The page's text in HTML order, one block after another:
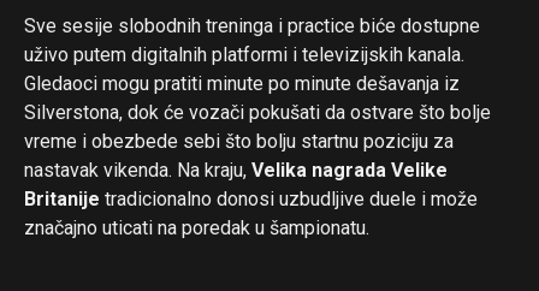
Sve sesije slobodnih treninga i practice biće dostupne
uživo putem digitalnih platformi i televizijskih kanala.
Gledaoci mogu pratiti minute po minute dešavanja iz
Silverstona, dok će vozači pokušati da ostvare što bolje
vreme i obezbede sebi što bolju startnu poziciju za
nastavak vikenda. Na kraju, Velika nagrada Velike
Britanije tradicionalno donosi uzbudljive duele i može
značajno uticati na poredak u šampionatu.